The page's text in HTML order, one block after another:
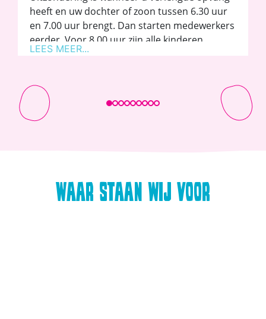
heeft en uw dochter of zoon tussen 6.30 uur
en 7.00 uur brengt. Dan starten medewerkers
eerder. Voor 8.00 uur zijn alle kinderen
binnen.
Waar staan wij voor